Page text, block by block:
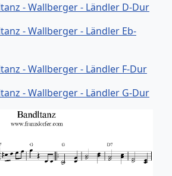
- Wallberger - Ländler D-Dur
- Wallberger - Ländler Eb-
- Wallberger - Ländler F-Dur
- Wallberger - Ländler G-Dur